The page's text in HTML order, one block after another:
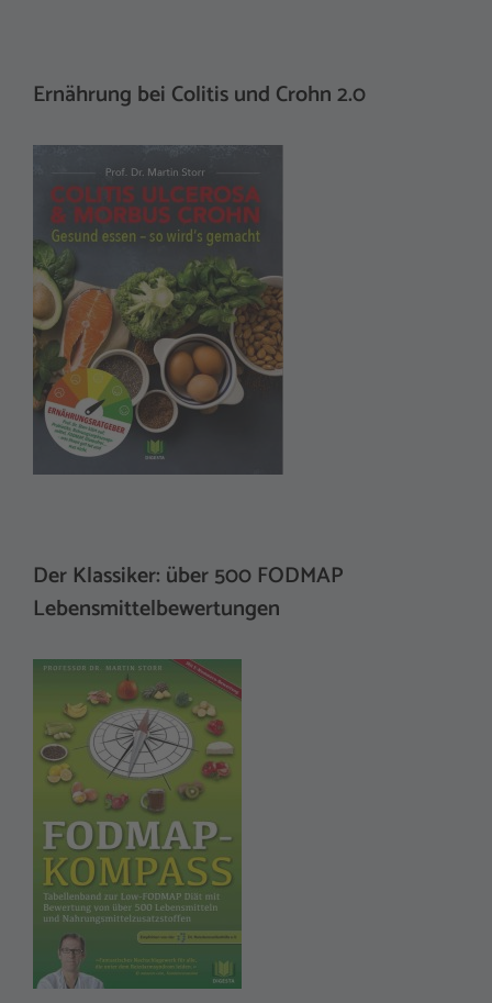
Ernährung bei Colitis und Crohn 2.0
Der Klassiker: über 500 FODMAP
Lebensmittelbewertungen